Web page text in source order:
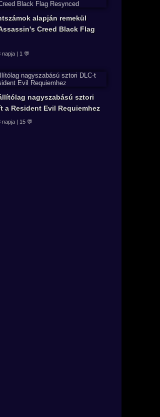
alapján remekül
Creed Black Flag
napja | 1 💬
nagyszabású sztori
a Resident Evil Requiemhez
napja | 15 💬